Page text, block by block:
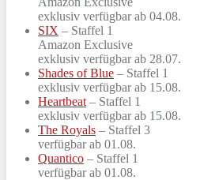
exklusiv verfügbar ab 04.08.
SIX – Staffel 1
Amazon Exclusive
exklusiv verfügbar ab 28.07.
Shades of Blue – Staffel 1
exklusiv verfügbar ab 15.08.
Heartbeat – Staffel 1
exklusiv verfügbar ab 15.08.
The Royals – Staffel 3
verfügbar ab 01.08.
Quantico – Staffel 1
verfügbar ab 01.08.